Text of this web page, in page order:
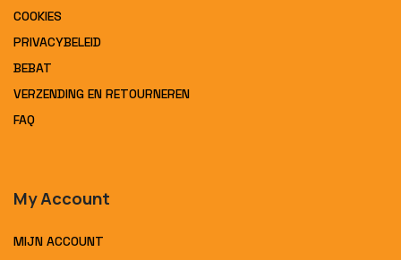
COOKIES
PRIVACYBELEID
BEBAT
VERZENDING EN RETOURNEREN
FAQ
My Account
MIJN ACCOUNT